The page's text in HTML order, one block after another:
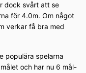
dock svårt att se
för 4.0m. Om något
verkar få bra med
populära spelarna
och har nu 6 mål-